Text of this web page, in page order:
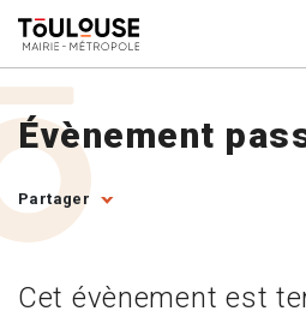
Évènement
Partager
Cet évènement est